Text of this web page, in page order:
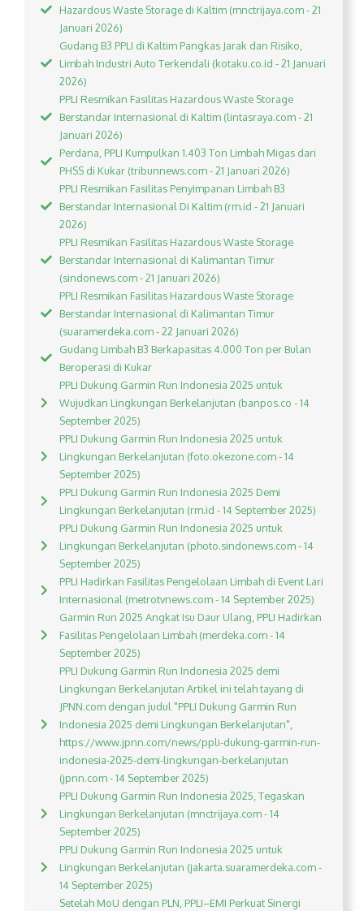
Hazardous Waste Storage di Kaltim (mnctrijaya.com - 21
Januari 2026)
Gudang B3 PPLI di Kaltim Pangkas Jarak dan Risiko,
Limbah Industri Auto Terkendali (kotaku.co.id - 21 Januari
2026)
PPLI Resmikan Fasilitas Hazardous Waste Storage
Berstandar Internasional di Kaltim (lintasraya.com - 21
Januari 2026)
Perdana, PPLI Kumpulkan 1.403 Ton Limbah Migas dari
PHSS di Kukar (tribunnews.com - 21 Januari 2026)
PPLI Resmikan Fasilitas Penyimpanan Limbah B3
Berstandar Internasional Di Kaltim (rm.id - 21 Januari
2026)
PPLI Resmikan Fasilitas Hazardous Waste Storage
Berstandar Internasional di Kalimantan Timur
(sindonews.com - 21 Januari 2026)
PPLI Resmikan Fasilitas Hazardous Waste Storage
Berstandar Internasional di Kalimantan Timur
(suaramerdeka.com - 22 Januari 2026)
Gudang Limbah B3 Berkapasitas 4.000 Ton per Bulan
Beroperasi di Kukar
PPLI Dukung Garmin Run Indonesia 2025 untuk
Wujudkan Lingkungan Berkelanjutan (banpos.co - 14
September 2025)
PPLI Dukung Garmin Run Indonesia 2025 untuk
Lingkungan Berkelanjutan (foto.okezone.com - 14
September 2025)
PPLI Dukung Garmin Run Indonesia 2025 Demi
Lingkungan Berkelanjutan (rm.id - 14 September 2025)
PPLI Dukung Garmin Run Indonesia 2025 untuk
Lingkungan Berkelanjutan (photo.sindonews.com - 14
September 2025)
PPLI Hadirkan Fasilitas Pengelolaan Limbah di Event Lari
Internasional (metrotvnews.com - 14 September 2025)
Garmin Run 2025 Angkat Isu Daur Ulang, PPLI Hadirkan
Fasilitas Pengelolaan Limbah (merdeka.com - 14
September 2025)
PPLI Dukung Garmin Run Indonesia 2025 demi
Lingkungan Berkelanjutan Artikel ini telah tayang di
JPNN.com dengan judul "PPLI Dukung Garmin Run
Indonesia 2025 demi Lingkungan Berkelanjutan",
https://www.jpnn.com/news/ppli-dukung-garmin-run-
indonesia-2025-demi-lingkungan-berkelanjutan
(jpnn.com - 14 September 2025)
PPLI Dukung Garmin Run Indonesia 2025, Tegaskan
Lingkungan Berkelanjutan (mnctrijaya.com - 14
September 2025)
PPLI Dukung Garmin Run Indonesia 2025 untuk
Lingkungan Berkelanjutan (jakarta.suaramerdeka.com -
14 September 2025)
Setelah MoU dengan PLN, PPLI–EMI Perkuat Sinergi